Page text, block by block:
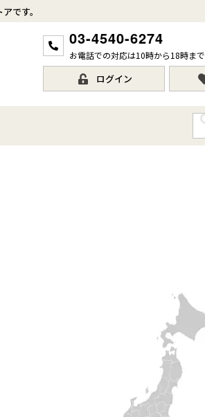
です。
03-4540-6274
お電話での対応は10時から18時まで
ログイン